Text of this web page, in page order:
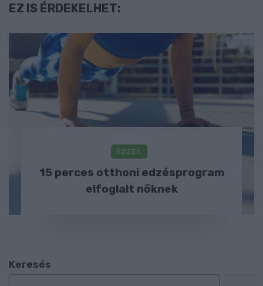
EZ IS ÉRDEKELHET:
EDZÉS
15 perces otthoni edzésprogram
elfoglalt nőknek
Keresés